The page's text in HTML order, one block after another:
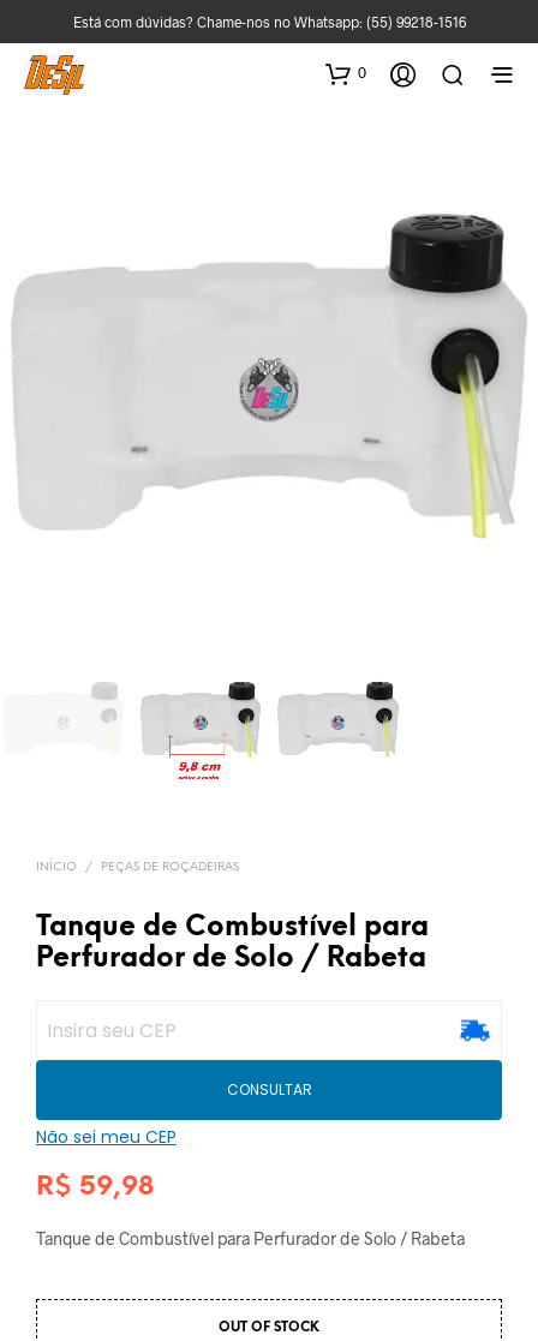
Está com dúvidas? Chame-nos no Whatsapp: (55) 99218-1516
0
INÍCIO / PEÇAS DE ROÇADEIRAS
Tanque de Combustível para
Perfurador de Solo / Rabeta
CONSULTAR
Não sei meu CEP
R$ 59,98
Tanque de Combustível para Perfurador de Solo / Rabeta
OUT OF STOCK